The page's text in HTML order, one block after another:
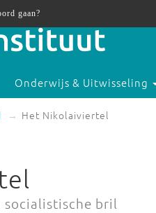
Onderwijs & Uitwisseling
Het Nikolaiviertel
socialistische bril
gaan?